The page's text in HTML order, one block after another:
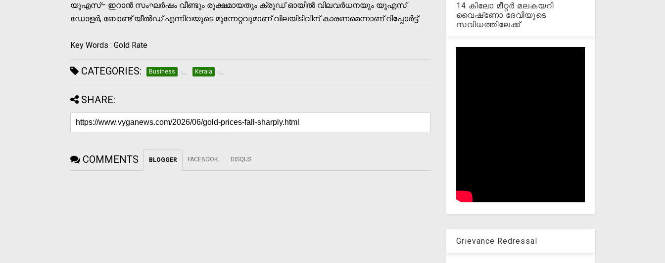
യുഎസ്– ഇറാന്‍ സംഘര്‍ഷം വീണ്ടും രൂക്ഷമായതും ക്രൂഡ് ഓയിൽ വിലവർധനയും യുഎസ്
ഡോളർ, ബോണ്ട് യീൽഡ് എന്നിവയുടെ മുന്നേറ്റവുമാണ് വിലയിടിവിന് കാരണമെന്നാണ് റിപ്പോര്‍ട്ട്.
Key Words : Gold Rate
CATEGORIES: Business Kerala
SHARE:
COMMENTS BLOGGER FACEBOOK: DISQUS
14 കിലോ മീറ്റര്‍ മലകയറി
വൈഷ്‌ണോ ദേവിയുടെ
സവിധത്തിലേക്ക്
Grievance Redressal